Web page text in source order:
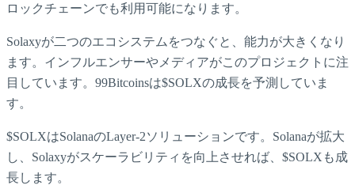
ロックチェーンでも利用可能になります。
Solaxyが二つのエコシステムをつなぐと、能力が大きくなり
ます。インフルエンサーやメディアがこのプロジェクトに注
目しています。99Bitcoinsは$SOLXの成長を予測していま
す。
$SOLXはSolanaのLayer-2ソリューションです。Solanaが拡大
し、Solaxyがスケーラビリティを向上させれば、$SOLXも成
長します。